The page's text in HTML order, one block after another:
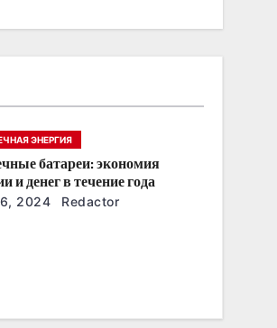
ЭНЕРГИЯ
батареи: экономия
и денег в течение года
2024 Redactor